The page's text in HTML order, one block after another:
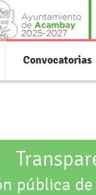
Convocatorias
pública